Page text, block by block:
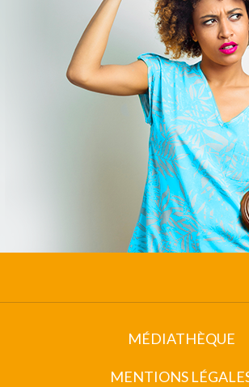
MÉDIATHÈQUE
MENTIONS